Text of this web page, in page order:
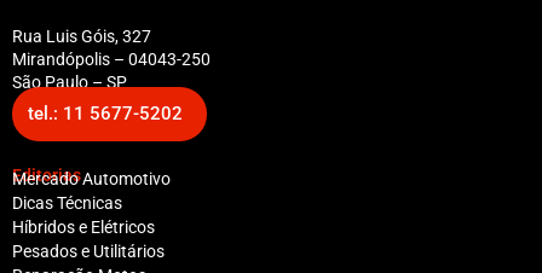
Rua Luis Góis, 327
Mirandópolis – 04043-250
São Paulo – SP
tel.: 11 5677-5202
Editorias
Mercado Automotivo
Dicas Técnicas
Híbridos e Elétricos
Pesados e Utilitários